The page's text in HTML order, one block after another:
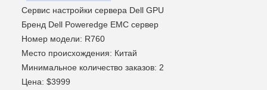
Сервис настройки сервера Dell GPU
Бренд Dell Poweredge EMC сервер
Номер модели: R760
Место происхождения: Китай
Минимальное количество заказов: 2
Цена: $3999